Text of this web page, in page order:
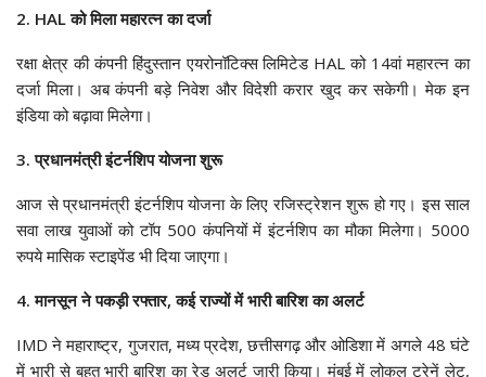
2. HAL को मिला महारत्न का दर्जा
रक्षा क्षेत्र की कंपनी हिंदुस्तान एयरोनॉटिक्स लिमिटेड HAL को 14वां महारत्न का
दर्जा मिला। अब कंपनी बड़े निवेश और विदेशी करार खुद कर सकेगी। मेक इन
इंडिया को बढ़ावा मिलेगा।
3. प्रधानमंत्री इंटर्नशिप योजना शुरू
आज से प्रधानमंत्री इंटर्नशिप योजना के लिए रजिस्ट्रेशन शुरू हो गए। इस साल
सवा लाख युवाओं को टॉप 500 कंपनियों में इंटर्नशिप का मौका मिलेगा। 5000
रुपये मासिक स्टाइपेंड भी दिया जाएगा।
4. मानसून ने पकड़ी रफ्तार, कई राज्यों में भारी बारिश का अलर्ट
IMD ने महाराष्ट्र, गुजरात, मध्य प्रदेश, छत्तीसगढ़ और ओडिशा में अगले 48 घंटे
में भारी से बहुत भारी बारिश का रेड अलर्ट जारी किया। मुंबई में लोकल ट्रेनें लेट,